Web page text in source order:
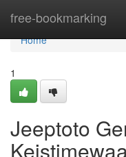
free-bookmarking
Home
Home
1
Jeeptoto